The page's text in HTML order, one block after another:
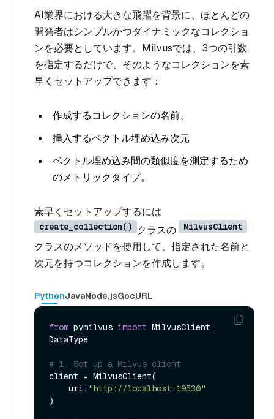
AI業界における大きな飛躍を背景に、ほとんどの
開発者はシンプルかつダイナミックなコレクショ
ンを必要としています。Milvusでは、3つの引数
を指定するだけで、そのようなコレクションを素
早くセットアップできます：
作成するコレクションの名前、
挿入するベクトル埋め込み次元
ベクトル埋め込み間の類似度を測定するため
のメトリックタイプ。
素早くセットアップするには
create_collection() クラスの MilvusClient
クラスのメソッドを使用して、指定された名前と
次元を持つコレクションを作成します。
PythonJavaNode.jsGocURL
from pymilvus import MilvusClient,
DataType
# 1. Set up a Milvus client
client = MilvusClient(
    uri=
"http://localhost:19530"
)